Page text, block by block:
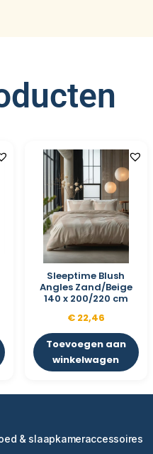
Sleeptime Blush
Angles Zand/Beige
140 x 200/220 cm
€22,46
Toevoegen aan
winkelwagen
& slaapkameraccessoires